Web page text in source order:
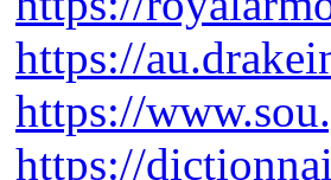
https://
https://
https://